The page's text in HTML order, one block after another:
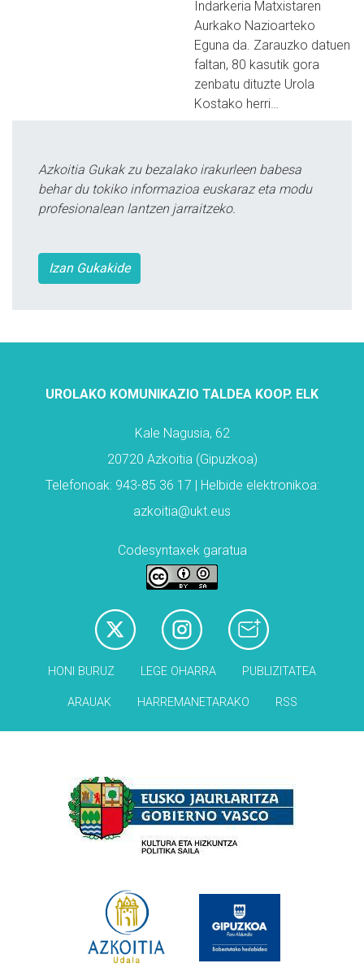
Indarkeria Matxistaren
Aurkako Nazioarteko
Eguna da. Zarauzko datuen
faltan, 80 kasutik gora
zenbatu dituzte Urola
Kostako herri…
Azkoitia Gukak zu bezalako irakurleen babesa
behar du tokiko informazioa euskaraz eta modu
profesionalean lantzen jarraitzeko.
Izan Gukakide
UROLAKO KOMUNIKAZIO TALDEA KOOP. ELK
Kale Nagusia, 62
20720 Azkoitia (Gipuzkoa)
Telefonoak: 943-85 36 17 | Helbide elektronikoa:
azkoitia@ukt.eus
Codesyntaxek garatua
HONI BURUZ LEGE OHARRA PUBLIZITATEA
ARAUAK HARREMANETARAKO RSS